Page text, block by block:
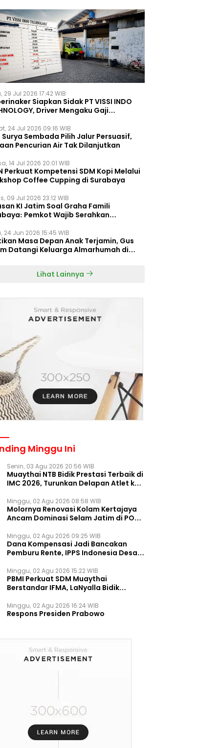
29 Jul 2026 17:42 WIB
Siapkan Sidak PT VISSI INDO
Driver Mengaku Gaji
24 Jul 2026 09:16 WIB
Surya Sembada Pilih Jalur Persuasif,
Pencurian Air Tak Dilanjutkan
14 Jul 2026 20:01 WIB
Perkuat Kompetensi SDM Kopi Melalui
Coffee Cupping di Surabaya
09 Jul 2026 23:12 WIB
KI Jatim Soal Graha Famili
Pemkot Wajib Serahkan
24 Jun 2026 15:45 WIB
Masa Depan Anak Terjamin, Gus
Datangi Keluarga Almarhumah di
Lihat Lainnya
Minggu Ini
Senin, 03 Agu 2026 20:56 WIB
Muaythai NTB Bidik Prestasi Terbaik di
IMC 2026, Turunkan Delapan Atlet ke
Minggu, 02 Agu 2026 08:58 WIB
Molornya Renovasi Kolam Kertajaya
Ancam Dominasi Selam Jatim di PON
Minggu, 02 Agu 2026 09:25 WIB
Dana Kompensasi Jadi Bancakan
Pemburu Rente, IPPS Indonesia Desak
Permanen
Minggu, 02 Agu 2026 15:22 WIB
PBMI Perkuat SDM Muaythai
Berstandar IFMA, LaNyalla Bidik
Minggu, 02 Agu 2026 16:24 WIB
Respons Presiden Prabowo